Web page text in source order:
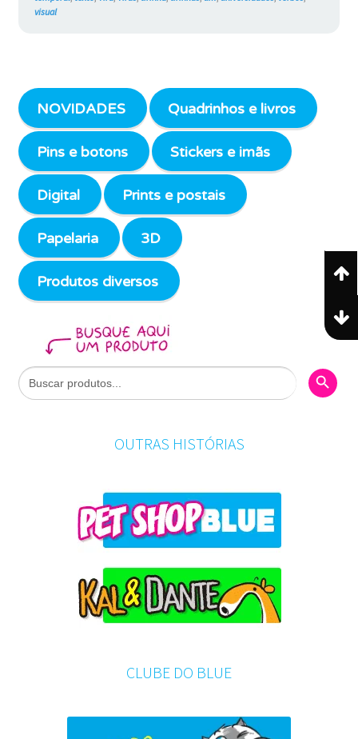
visual
NOVIDADES Quadrinhos e livros
Pins e botons Stickers e imãs
Digital Prints e postais
Papelaria 3D
Produtos diversos
Search
for:
Search
OUTRAS HISTÓRIAS
CLUBE DO BLUE